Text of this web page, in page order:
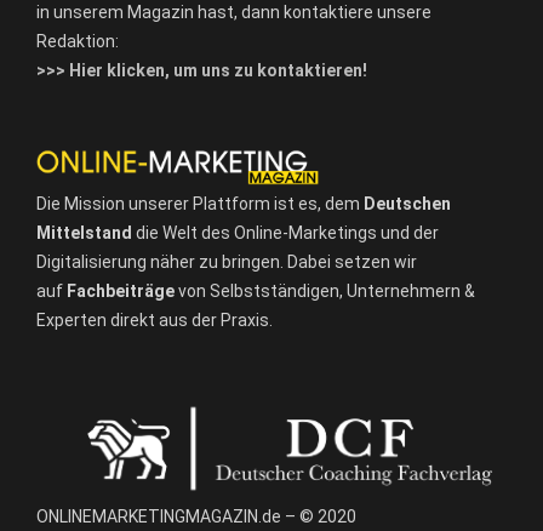
in unserem Magazin hast, dann kontaktiere unsere
Redaktion:
>>> Hier klicken, um uns zu kontaktieren!
Die Mission unserer Plattform ist es, dem Deutschen
Mittelstand die Welt des Online-Marketings und der
Digitalisierung näher zu bringen. Dabei setzen wir
auf Fachbeiträgevon Selbstständigen, Unternehmern &
Experten direkt aus der Praxis.
ONLINEMARKETINGMAGAZIN.de – © 2020